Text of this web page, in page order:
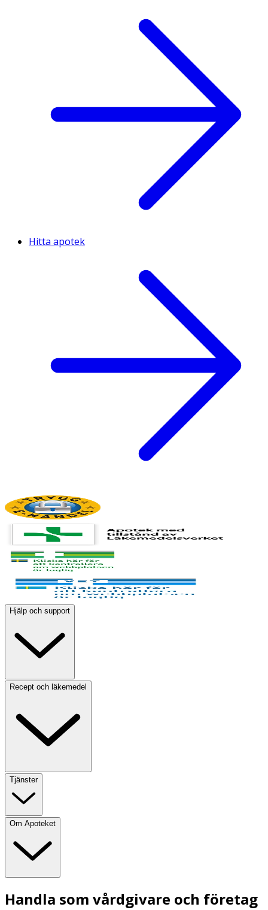
Hitta apotek
Hjälp och support
Recept och läkemedel
Tjänster
Om Apoteket
Handla som vårdgivare och företag